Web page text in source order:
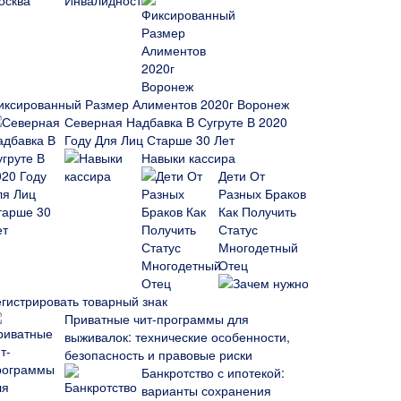
Размер Алиментов 2020г Воронеж
Северная Надбавка В Сугруте В 2020
Году Для Лиц Старше 30 Лет
Навыки кассира
Дети От
Разных Браков
Как Получить
Статус
Многодетный
Отец
Зачем нужно
товарный знак
Приватные чит-программы для
выживалок: технические особенности,
безопасность и правовые риски
Банкротство с ипотекой:
варианты сохранения